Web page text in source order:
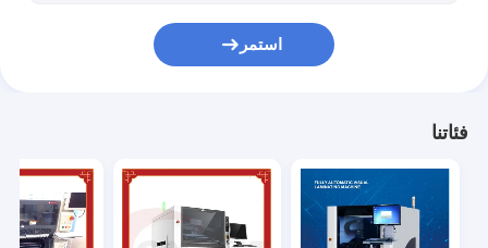
منتجات
معلومات عنا
استمر
فئاتنا